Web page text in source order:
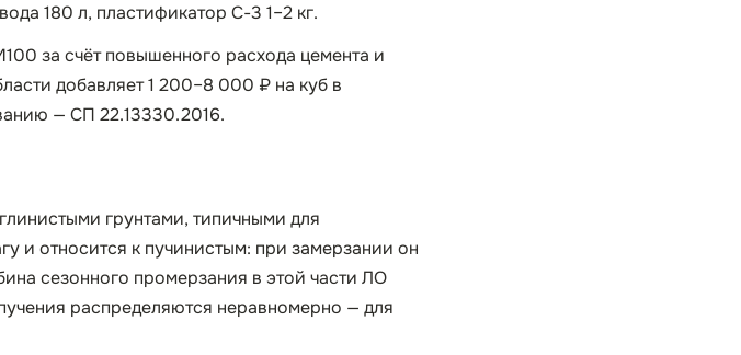
180 л, пластификатор С-3 1–2 кг.
за счёт повышенного расхода цемента и
добавляет 1 200–8 000 ₽ на куб в
— СП 22.13330.2016.
грунтами, типичными для
и относится к пучинистым: при замерзании он
сезонного промерзания в этой части ЛО
распределяются неравномерно — для